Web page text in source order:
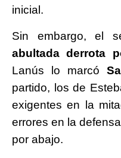
inicial.
Sin embargo, el
abultada derrota
Lanús lo marcó
partido, los de
exigentes en la
errores en la
por abajo.